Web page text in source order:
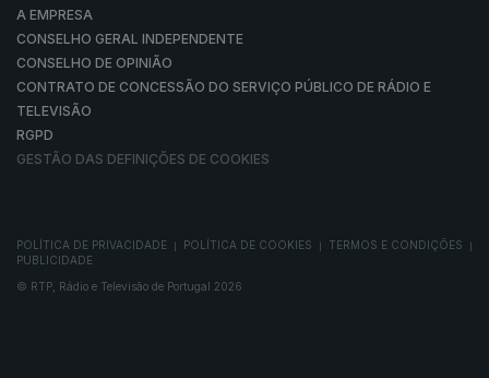
A EMPRESA
CONSELHO GERAL INDEPENDENTE
CONSELHO DE OPINIÃO
CONTRATO DE CONCESSÃO DO SERVIÇO PÚBLICO DE RÁDIO E
TELEVISÃO
RGPD
GESTÃO DAS DEFINIÇÕES DE COOKIES
POLÍTICA DE PRIVACIDADE POLÍTICA DE COOKIES TERMOS E CONDIÇÕES
PUBLICIDADE
© RTP, Rádio e Televisão de Portugal 2026